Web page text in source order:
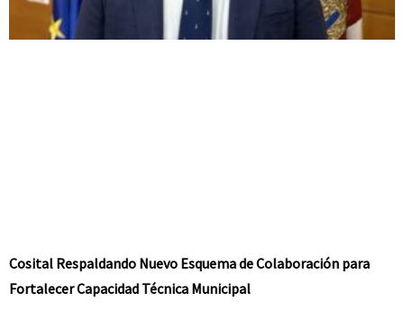
Cosital Respaldando Nuevo Esquema de Colaboración para
Fortalecer Capacidad Técnica Municipal